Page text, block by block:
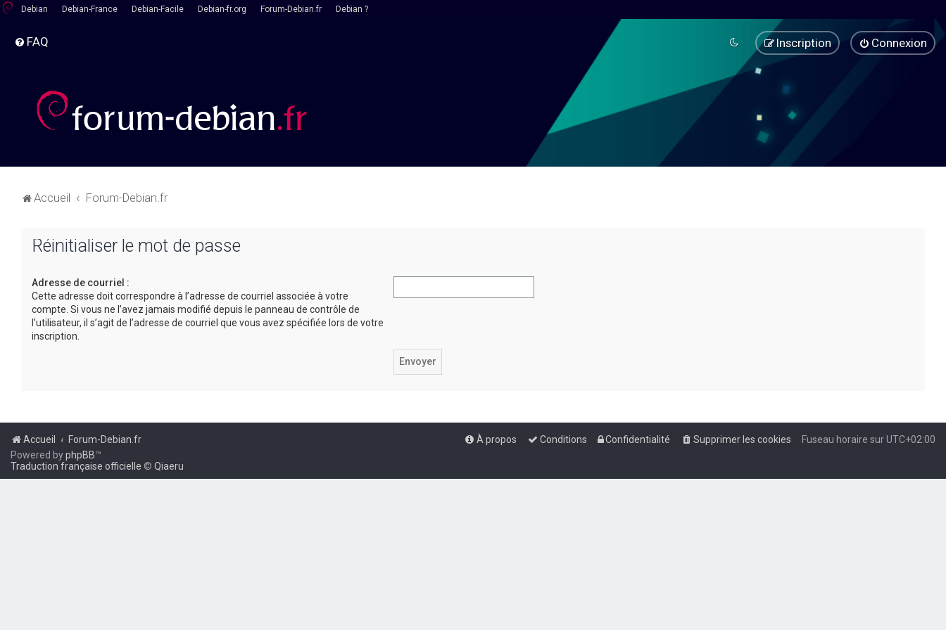
Debian Debian-France Debian-Facile Debian-fr.org Forum-Debian.fr Debian ?
FAQ Connexion
Inscription
Accueil Forum-Debian.fr
Réinitialiser le mot de passe
Adresse de courriel :
Cette adresse doit correspondre à l’adresse de courriel associée à votre
compte. Si vous ne l’avez jamais modifié depuis le panneau de contrôle de
l’utilisateur, il s’agit de l’adresse de courriel que vous avez spécifiée lors de votre
inscription.
Accueil Forum-Debian.fr Fuseau horaire surUTC+02:00
Supprimer les cookies
Confidentialité
Conditions
À propos
Powered byphpBB™
Traduction française officielle © Qiaeru